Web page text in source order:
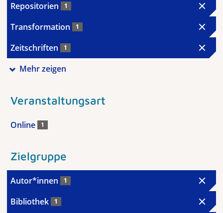
Repositorien 1
Transformation 1
Zeitschriften 1
Mehr zeigen
Veranstaltungsart
Online 1
Zielgruppe
Autor*innen 1
Bibliothek 1